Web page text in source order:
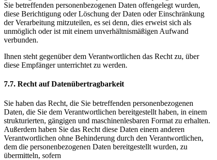
Sie betreffenden personenbezogenen Daten offengelegt wurden,
diese Berichtigung oder Löschung der Daten oder Einschränkung
der Verarbeitung mitzuteilen, es sei denn, dies erweist sich als
unmöglich oder ist mit einem unverhältnismäßigen Aufwand
verbunden.
Ihnen steht gegenüber dem Verantwortlichen das Recht zu, über
diese Empfänger unterrichtet zu werden.
7.7. Recht auf Datenübertragbarkeit
Sie haben das Recht, die Sie betreffenden personenbezogenen
Daten, die Sie dem Verantwortlichen bereitgestellt haben, in einem
strukturierten, gängigen und maschinenlesbaren Format zu erhalten.
Außerdem haben Sie das Recht diese Daten einem anderen
Verantwortlichen ohne Behinderung durch den Verantwortlichen,
dem die personenbezogenen Daten bereitgestellt wurden, zu
übermitteln, sofern